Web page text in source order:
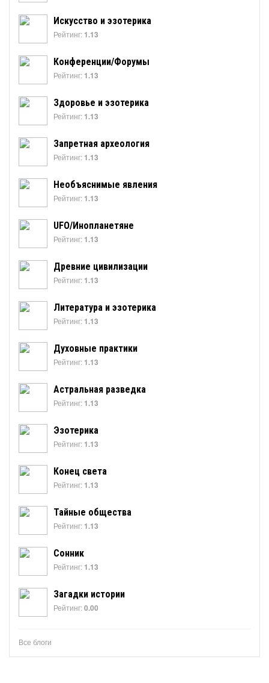
Искусство и эзотерика
Рейтинг: 1.13
Конференции/Форумы
Рейтинг: 1.13
Здоровье и эзотерика
Рейтинг: 1.13
Запретная археология
Рейтинг: 1.13
Необъяснимые явления
Рейтинг: 1.13
UFO/Инопланетяне
Рейтинг: 1.13
Древние цивилизации
Рейтинг: 1.13
Литература и эзотерика
Рейтинг: 1.13
Духовные практики
Рейтинг: 1.13
Астральная разведка
Рейтинг: 1.13
Эзотерика
Рейтинг: 1.13
Конец света
Рейтинг: 1.13
Тайные общества
Рейтинг: 1.13
Сонник
Рейтинг: 1.13
Загадки истории
Рейтинг:0.00
Все блоги